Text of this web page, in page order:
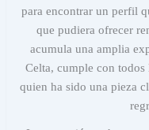
para encontrar un perfil
que pudiera ofrecer
acumula una amplia
Celta, cumple con
quien ha sido una pieza